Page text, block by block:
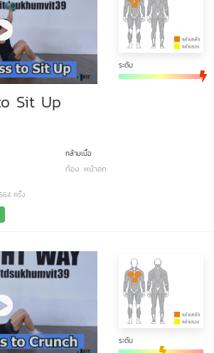
ระดับ
Sit Up
กล้ามเนื้อ
ท้อง หน้าอก
ครั้ง
ระดับ